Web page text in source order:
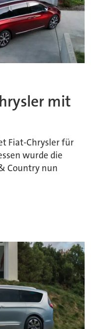
mit
Fiat-Chrysler für
wurde die
Country nun